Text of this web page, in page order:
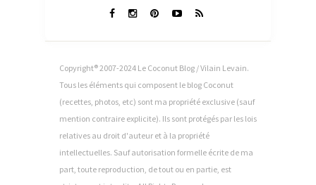
Copyright® 2007-2024 Le Coconut Blog / Vilain Levain.
Tous les éléments qui composent le blog Coconut
(recettes, photos, etc) sont ma propriété exclusive (sauf
mention contraire explicite). Ils sont protégés par les lois
relatives au droit d'auteur et à la propriété
intellectuelles. Sauf autorisation formelle écrite de ma
part, toute reproduction, de tout ou en partie, est